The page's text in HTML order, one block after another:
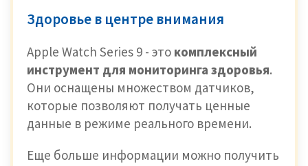
Здоровье в центре внимания
Apple Watch Series 9 - это комплексный
инструмент для мониторинга здоровья.
Они оснащены множеством датчиков,
которые позволяют получать ценные
данные в режиме реального времени.
Еще больше информации можно получить